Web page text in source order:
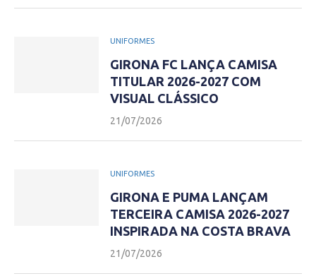
UNIFORMES
GIRONA FC LANÇA CAMISA
TITULAR 2026-2027 COM
VISUAL CLÁSSICO
21/07/2026
UNIFORMES
GIRONA E PUMA LANÇAM
TERCEIRA CAMISA 2026-2027
INSPIRADA NA COSTA BRAVA
21/07/2026